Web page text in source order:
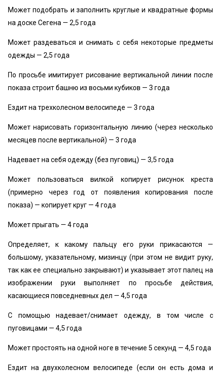
Может подобрать и заполнить круглые и квадратные формы
на доске Сегена — 2,5 года
Может раздеваться и снимать с себя некоторые предметы
одежды — 2,5 года
По просьбе имитирует рисование вертикальной линии после
показа строит башню из восьми кубиков — 3 года
Ездит на трехколесном велосипеде — 3 года
Может нарисовать горизонтальную линию (через несколько
месяцев после вертикальной) — 3 года
Надевает на себя одежду (без пуговиц) — 3,5 года
Может пользоваться вилкой копирует рисунок креста
(примерно через год от появления копирования после
показа) — копирует круг — 4 года
Может прыгать — 4 года
Определяет, к какому пальцу его руки прикасаются —
большому, указательному, мизинцу (при этом не видит руку,
так как ее специально закрывают) и указывает этот палец на
изображении руки выполняет по просьбе действия,
касающиеся повседневных дел — 4,5 года
С помощью надевает/снимает одежду, в том числе с
пуговицами — 4,5 года
Может простоять на одной ноге в течение 5 секунд — 4,5 года
Ездит на двухколесном велосипеде (если он есть дома и